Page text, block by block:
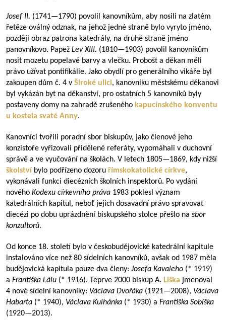
Josef II. (1741—1790) povolil kanovníkům, aby nosili na zlatém
řetěze oválný odznak, na jehož jedné straně bylo vyryto jméno,
později obraz patrona katedrály, na druhé straně jméno
panovníkovo. Papež Lev XIII. (1810—1903) povolil kanovníkům
nosit mozetu popelavé barvy a vlečku. Probošt a děkan měli
právo užívat pontifikálie. Jako obydlí pro generálního vikáře byl
zakoupen dům č. 4 v Široké ulici, kanovníku městskému děkanovi
byl vykázán byt na děkanství, pro ostatních 5 kanovníků byly
postaveny domy na zahradě zrušeného kapucínského konventu
u kostela svaté Anny.
Kanovníci tvořili poradní sbor biskupův, jako členové jeho
konzistoře vyřizovali přidělené referáty, vypomáhali v duchovní
správě a ve vyučování na školách. V letech 1805—1869, kdy nižší
školství bylo podřízeno dozoru římskokatolické církve,
vykonávali funkci diecézních školních inspektorů. Po vydání
nového Kodexu církevního práva 1983 poklesl význam
katedrálních kapitul, neboť jejich dosavadní právo spravovat
diecézi po dobu uprázdnění biskupského stolce přešlo na sbor
konzultorů.
Od konce 18. století bylo v českobudějovické katedrální kapitule
instalováno více než 80 sídelních kanovníků, avšak od 1987 měla
budějovická kapitula pouze dva členy: Josefa Kavaleho (* 1919)
a Františka Lálu (* 1916). Teprve 2000 biskup A. Liška jmenoval
4 nové sídelní kanovníky: Václava Dvořáka (1921—2008), Václava
Habarta (* 1940), Václava Kulhánka (* 1930) a Františka Sobíška
(1920—2013).